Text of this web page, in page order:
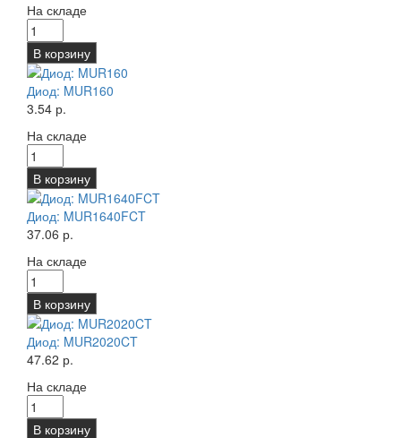
На складе
В корзину
Диод: MUR160
3.54 р.
На складе
В корзину
Диод: MUR1640FCT
37.06 р.
На складе
В корзину
Диод: MUR2020CT
47.62 р.
На складе
В корзину